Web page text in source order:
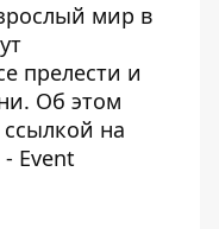
мир в
прелести и
Об этом
на
Event